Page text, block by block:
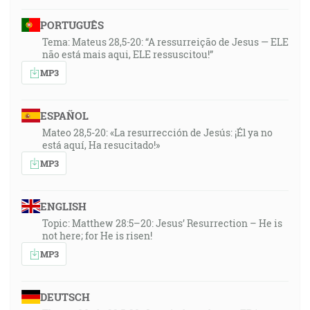
26:23
… vediac najprv to, že v posledných dňoch prijdú
posmievači, ktorí budú chodiť podľa svojich vlastných
žiadostí a hovoriť: Kde je to zasľúbenie o jeho
príchode? Lebo odkedy posnuli otcovia, všetko tak
26:48
Neodkladá Pán váhajúc so zasľúbením, ako ho
niektorí majú za takého, ktorý váha a odkladá; ale
niektorí zahynuli, ale aby všetci prišli ku pokániu.
[2Pt 3:9]
27:32
… v čom to plesáte, málo teraz, ak je kedy potrebné,
sa vašej viery, o mnoho cennejšie nad zlato, ktoré
PORTUGUÊS
Tema: Mateus 28,5-20: “A ressurreição de Jesus — ELE
não está mais aqui, ELE ressuscitou!”
MP3
ESPAÑOL
Mateo 28,5-20: «La resurrección de Jesús: ¡Él ya no
está aquí, Ha resucitado!»
MP3
ENGLISH
Topic: Matthew 28:5–20: Jesus’ Resurrection – He is
not here; for He is risen!
MP3
DEUTSCH